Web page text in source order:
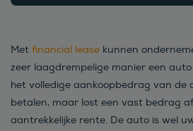
Met financial lease kunnen
zeer laagdrempelige manier een
het volledige aankoopbedrag van de
betalen, maar lost een vast bedrag
aantrekkelijke rente. De auto is wel